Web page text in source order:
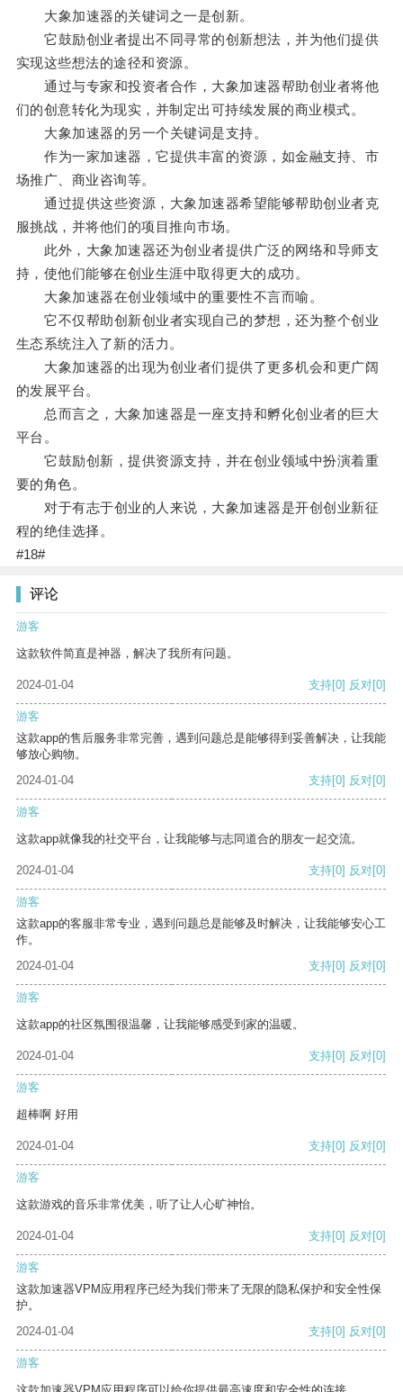
大象加速器的关键词之一是创新。
它鼓励创业者提出不同寻常的创新想法，并为他们提供
实现这些想法的途径和资源。
通过与专家和投资者合作，大象加速器帮助创业者将他
们的创意转化为现实，并制定出可持续发展的商业模式。
大象加速器的另一个关键词是支持。
作为一家加速器，它提供丰富的资源，如金融支持、市
场推广、商业咨询等。
通过提供这些资源，大象加速器希望能够帮助创业者克
服挑战，并将他们的项目推向市场。
此外，大象加速器还为创业者提供广泛的网络和导师支
持，使他们能够在创业生涯中取得更大的成功。
大象加速器在创业领域中的重要性不言而喻。
它不仅帮助创新创业者实现自己的梦想，还为整个创业
生态系统注入了新的活力。
大象加速器的出现为创业者们提供了更多机会和更广阔
的发展平台。
总而言之，大象加速器是一座支持和孵化创业者的巨大
平台。
它鼓励创新，提供资源支持，并在创业领域中扮演着重
要的角色。
对于有志于创业的人来说，大象加速器是开创创业新征
程的绝佳选择。
#18#
评论
游客
这款软件简直是神器，解决了我所有问题。
2024-01-04 支持[0] 反对[0]
游客
这款app的售后服务非常完善，遇到问题总是能够得到妥善解决，让我能
够放心购物。
2024-01-04
支持[0] 反对[0]
游客
这款app就像我的社交平台，让我能够与志同道合的朋友一起交流。
2024-01-04 支持[0] 反对[0]
游客
这款app的客服非常专业，遇到问题总是能够及时解决，让我能够安心工
作。
2024-01-04
支持[0] 反对[0]
游客
这款app的社区氛围很温馨，让我能够感受到家的温暖。
2024-01-04 支持[0] 反对[0]
游客
超棒啊 好用
2024-01-04 支持[0] 反对[0]
游客
这款游戏的音乐非常优美，听了让人心旷神怡。
2024-01-04 支持[0] 反对[0]
游客
这款加速器VPM应用程序已经为我们带来了无限的隐私保护和安全性保
护。
2024-01-04
支持[0] 反对[0]
游客